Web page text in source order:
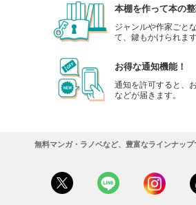
本棚を作って本の
ジャンルや作家ごと
て、鍵もかけられます
お得な通知機能！
通知を許可すると、
などが届きます。
無料マンガ・ラノベなど、豊富なラインナップ